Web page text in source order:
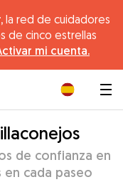
la red de cuidadores
de cinco estrellas
mi cuenta.
de confianza en
en cada paseo